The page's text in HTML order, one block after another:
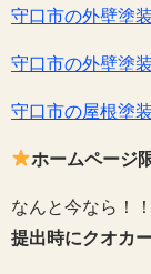
守口市の外壁塗
守口市の外壁塗
守口市の屋根塗
ホームページ
なんと今なら！！
提出時にクオカ